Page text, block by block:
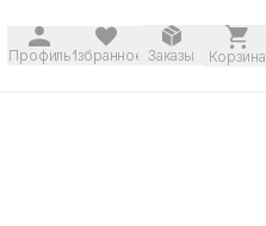
ПрофильИзбранное Заказы Корзина